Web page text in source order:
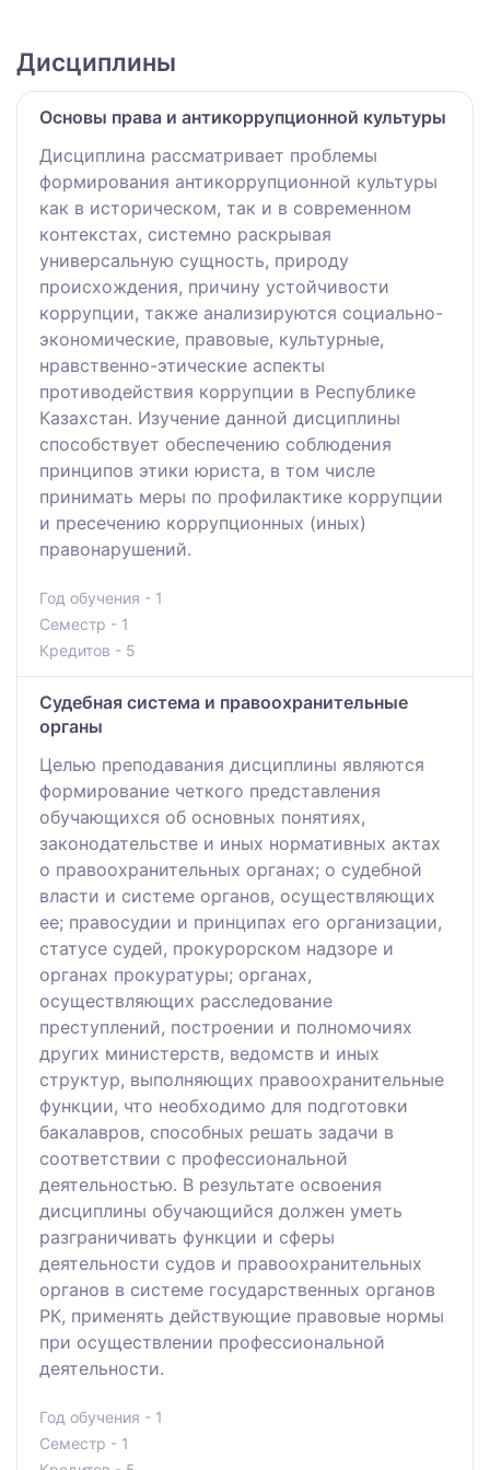
Дисциплины
Основы права и антикоррупционной культуры
Дисциплина рассматривает проблемы
формирования антикоррупционной культуры
как в историческом, так и в современном
контекстах, системно раскрывая
универсальную сущность, природу
происхождения, причину устойчивости
коррупции, также анализируются социально-
экономические, правовые, культурные,
нравственно-этические аспекты
противодействия коррупции в Республике
Казахстан. Изучение данной дисциплины
способствует обеспечению соблюдения
принципов этики юриста, в том числе
принимать меры по профилактике коррупции
и пресечению коррупционных (иных)
правонарушений.
Год обучения - 1
Семестр - 1
Кредитов - 5
Судебная система и правоохранительные
органы
Целью преподавания дисциплины являются
формирование четкого представления
обучающихся об основных понятиях,
законодательстве и иных нормативных актах
о правоохранительных органах; о судебной
власти и системе органов, осуществляющих
ее; правосудии и принципах его организации,
статусе судей, прокурорском надзоре и
органах прокуратуры; органах,
осуществляющих расследование
преступлений, построении и полномочиях
других министерств, ведомств и иных
структур, выполняющих правоохранительные
функции, что необходимо для подготовки
бакалавров, способных решать задачи в
соответствии с профессиональной
деятельностью. В результате освоения
дисциплины обучающийся должен уметь
разграничивать функции и сферы
деятельности судов и правоохранительных
органов в системе государственных органов
РК, применять действующие правовые нормы
при осуществлении профессиональной
деятельности.
Год обучения - 1
Семестр - 1